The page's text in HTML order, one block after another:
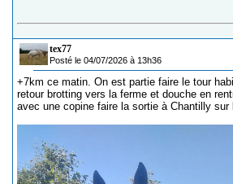
tex77
Posté le 04/07/2026 à 13h36
+7km ce matin. On est partie faire le tour
retour brotting vers la ferme et douche en
avec une copine faire la sortie à Chantilly